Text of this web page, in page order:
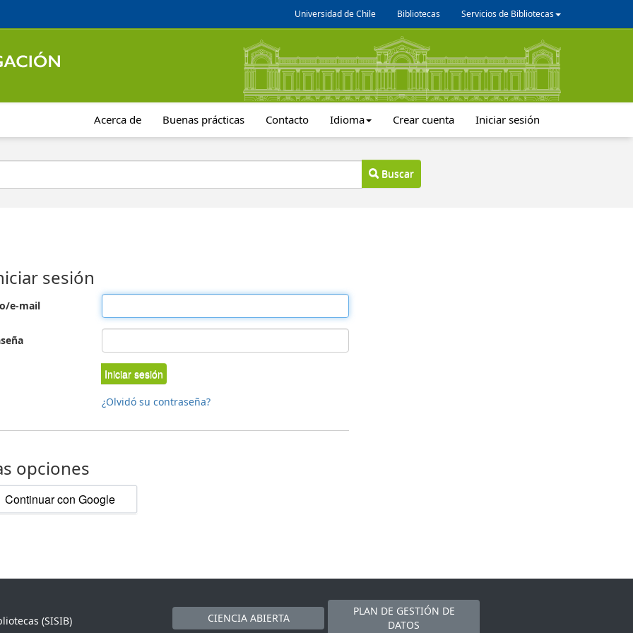
Universidad de Chile Bibliotecas Servicios de Bibliotecas
Acerca de Buenas prácticas Contacto Idioma Crear cuenta Iniciar sesión
Buscar
sesión
e-mail
Iniciar sesión
¿Olvidó su contraseña?
opciones
Continuar con Google
(SISIB)
CIENCIA ABIERTA
PLAN DE GESTIÓN DE
DATOS